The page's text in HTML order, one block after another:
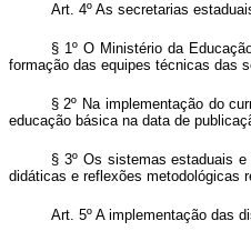
Art. 4º As secretarias
§ 1º O Ministério da
formação das equipes técnicas das
§ 2º Na implementação do
educação básica na data de
§ 3º Os sistemas estaduais
didáticas e reflexões metodológicas
Art. 5º A implementação das